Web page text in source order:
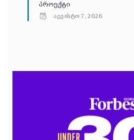
პროექტი
აგვისტო 7, 2026